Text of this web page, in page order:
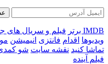
IMDB برتر فیلم و سریال های
ویدیوها اقدام فانتزی انیمیشن
تماشا کنید نقشه سایت شو
فیلم آینده